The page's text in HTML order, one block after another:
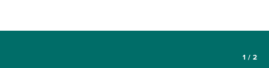
1 / 2